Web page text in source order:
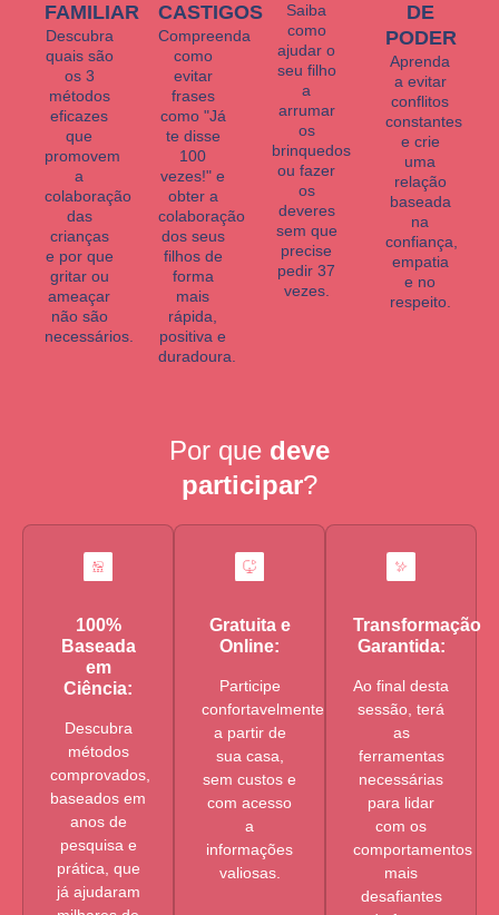
FAMILIAR
Descubra
quais são
os 3
métodos
eficazes
que
promovem
a
colaboração
das
crianças
e por que
gritar ou
ameaçar
não são
necessários.
CASTIGOS
Compreenda
como
evitar
frases
como "Já
te disse
100
vezes!" e
obter a
colaboração
dos seus
filhos de
forma
mais
rápida,
positiva e
duradoura.
Saiba
como
ajudar o
seu filho
a
arrumar
os
brinquedos
ou fazer
os
deveres
sem que
precise
pedir 37
vezes.
DE
PODER
Aprenda
a evitar
conflitos
constantes
e crie
uma
relação
baseada
na
confiança,
empatia
e no
respeito.
Por que deve
participar?
100%
Baseada
em
Ciência:
Descubra
métodos
comprovados,
baseados em
anos de
pesquisa e
prática, que
já ajudaram
Gratuita e
Online:
Participe
confortavelmente
a partir de
sua casa,
sem custos e
com acesso
a
informações
valiosas.
Transformação
Garantida:
Ao final desta
sessão, terá
as
ferramentas
necessárias
para lidar
com os
comportamentos
mais
desafiantes